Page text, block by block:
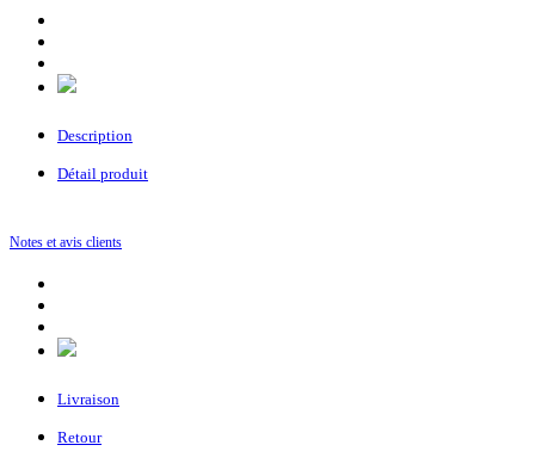
Description
Détail produit
Notes et avis clients
Livraison
Retour